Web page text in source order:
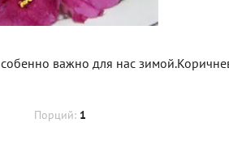
важно для нас
Порций: 1